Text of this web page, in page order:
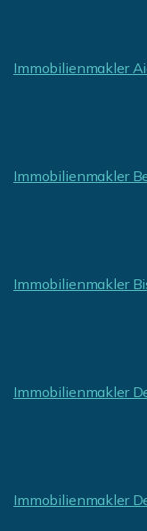
Immobilienmakler
Immobilienmakler
Immobilienmakler
Immobilienmakler
Immobilienmakler